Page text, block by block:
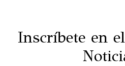
Inscríbete en